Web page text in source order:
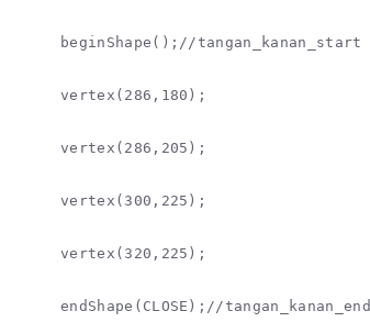
beginShape();//tangan_kanan_start
vertex(286,180);
vertex(286,205);
vertex(300,225);
vertex(320,225);
endShape(CLOSE);//tangan_kanan_end